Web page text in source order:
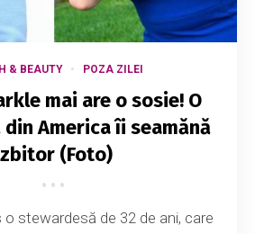
& BEAUTY POZA ZILEI
mai are o sosie! O
America îi seamănă
(Foto)
stewardesă de 32 de ani, care